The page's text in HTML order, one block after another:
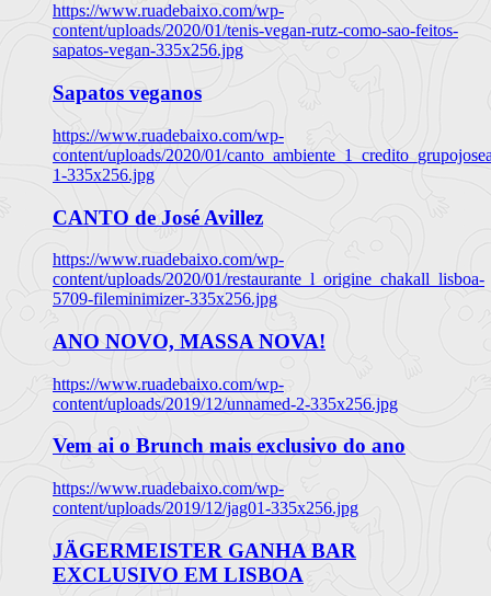
https://www.ruadebaixo.com/wp-
content/uploads/2020/01/tenis-vegan-rutz-como-sao-feitos-
sapatos-vegan-335x256.jpg
Sapatos veganos
https://www.ruadebaixo.com/wp-
content/uploads/2020/01/
1-335x256.jpg
CANTO de José Avillez
https://www.ruadebaixo.com/wp-
content/uploads/2020/01/restaurante_l_origine_chakall_lisboa-
5709-fileminimizer-335x256.jpg
ANO NOVO, MASSA NOVA!
https://www.ruadebaixo.com/wp-
content/uploads/2019/12/unnamed-2-335x256.jpg
Vem ai o Brunch mais exclusivo do ano
https://www.ruadebaixo.com/wp-
content/uploads/2019/12/jag01-335x256.jpg
JÄGERMEISTER GANHA BAR
EXCLUSIVO EM LISBOA